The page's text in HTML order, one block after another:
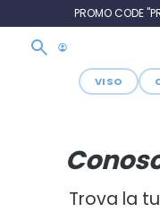
PROMO CODE
VISO
Trova la